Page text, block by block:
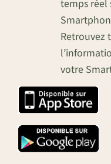
temps réel
Retrouvez
votre